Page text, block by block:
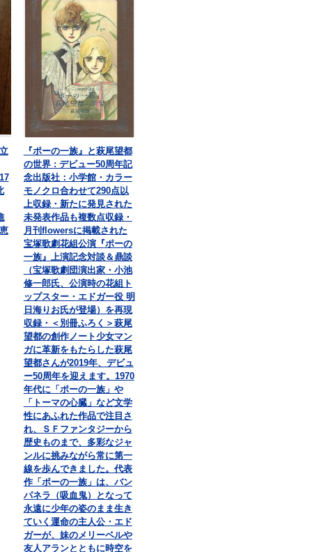
『ポーの一族』と萩尾望都
の世界 : デビュー50周年記
念出版社：小学館・カラー
モノクロ合わせて290点以
上収録・新たに発見された
未発表作品も複数点収録・
月刊flowersに掲載された
宝塚歌劇花組公演『ポーの
一族』上演記念対談＆鼎談
（宝塚歌劇団演出家・小池
修一郎氏、公演時の花組ト
ップスター・エドガー役 明
日海りお氏が登場）を再現
収録・＜別冊ふろく＞萩尾
望都の創作ノート少女マン
ガに革新をもたらした萩尾
望都さんが2019年、デビュ
ー50周年を迎えます。1970
年代に「ポーの一族」や
「トーマの心臓」など文学
性にあふれた作品で注目さ
れ、ＳＦファンタジーから
歴史ものまで、多彩なジャ
ンルに挑みながら常に第一
線を歩んできました。代表
作「ポーの一族」は、バン
パネラ（吸血鬼）となって
永遠に少年の姿のまま生き
ていく運命の主人公・エド
ガーが、妹のメリーベルや
友人アランとともに時空を